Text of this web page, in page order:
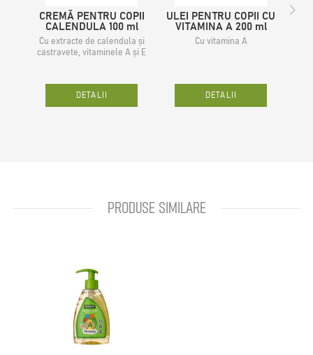
CREMĂ PENTRU COPII
CALENDULA 100 ml
Cu extracte de calendula și
castravete, vitaminele A și E
DETALII
ULEI PENTRU COPII CU
VITAMINA A 200 ml
Cu vitamina A
DETALII
PRODUSE SIMILARE